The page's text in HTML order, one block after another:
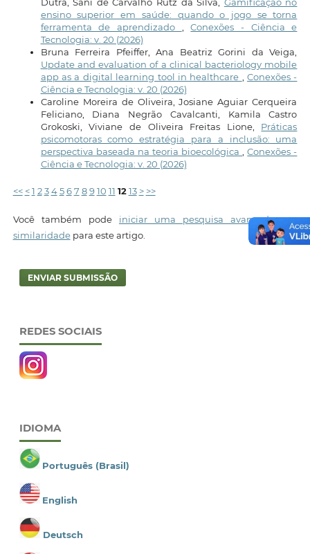
ensino superior em saúde: quando o jogo se torna
ferramenta de aprendizado
,Conexões - Ciência e
Tecnologia: v. 20 (2026)
Bruna Ferreira Pfeiffer, Ana Beatriz Gorini da Veiga,
Update and evaluation of a clinical bacteriology mobile
app as a digital learning tool in healthcare
,Conexões -
Ciência e Tecnologia: v. 20 (2026)
Caroline Moreira de Oliveira, Josiane Aguiar Cerqueira
Feliciano, Diana Negrão Cavalcanti, Kamila Castro
Grokoski, Viviane de Oliveira Freitas Lione, Práticas
psicomotoras como estratégia para a inclusão: uma
perspectiva baseada na teoria bioecológica
,Conexões -
Ciência e Tecnologia: v. 20 (2026)
<< < 1 2 3 4 5 6 7 8 9 10 11 12 13 > >>
Você também pode iniciar uma pesquisa avançada por
similaridadepara este artigo.
ENVIAR SUBMISSÃO
REDES SOCIAIS
IDIOMA
Português (Brasil)
English
Deutsch